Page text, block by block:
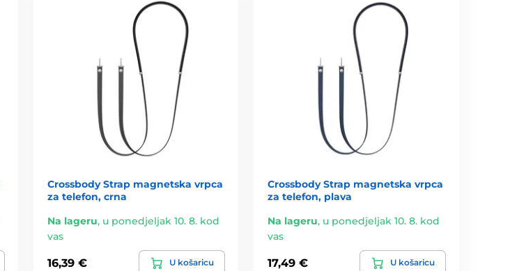
Crossbody Strap magnetska vrpca
za telefon, crna
Na lageru, u ponedjeljak 10. 8. kod
vas
16,39 € U košaricu
Crossbody Strap magnetska vrpca
za telefon, plava
Na lageru, u ponedjeljak 10. 8. kod
vas
17,49 € U košaricu